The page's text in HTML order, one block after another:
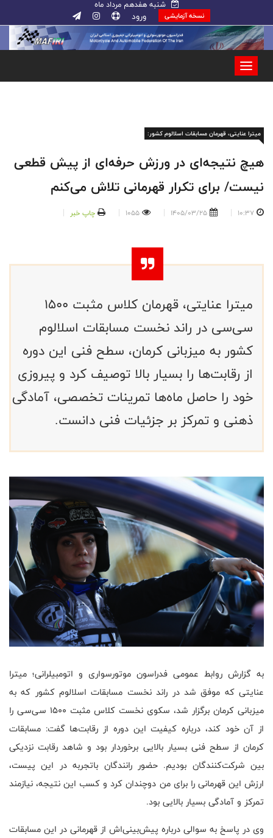
شنبه هفدهم مرداد ماه
نسخه آزمایشی ورود
میترا عنایتی، قهرمان مسابقات اسلالوم کشور:
هیچ نتیجه‌ای در ورزش حرفه‌ای از پیش قطعی
نیست/ برای تکرار قهرمانی تلاش می‌کنم
10:37
1405/03/25
1055 چاپ خبر
میترا عنایتی، قهرمان کلاس مثبت ۱۵۰۰
سی‌سی در راند نخست مسابقات اسلالوم
کشور به میزبانی کرمان، سطح فنی این دوره
از رقابت‌ها را بسیار بالا توصیف کرد و پیروزی
خود را حاصل ماه‌ها تمرینات تخصصی، آمادگی
ذهنی و تمرکز بر جزئیات فنی دانست.
به گزارش روابط عمومی فدراسون موتورسواری و اتومبیلرانی؛ میترا
عنایتی که موفق شد در راند نخست مسابقات اسلالوم کشور که به
میزبانی کرمان برگزار شد، سکوی نخست کلاس مثبت ۱۵۰۰ سی‌سی را
از آن خود کند، درباره کیفیت این دوره از رقابت‌ها گفت: مسابقات
کرمان از سطح فنی بسیار بالایی برخوردار بود و شاهد رقابت نزدیکی
بین شرکت‌کنندگان بودیم. حضور رانندگان باتجربه در این پیست،
ارزش این قهرمانی را برای من دوچندان کرد و کسب این نتیجه، نیازمند
تمرکز و آمادگی بسیار بالایی بود.
وی در پاسخ به سوالی درباره پیش‌بینی‌اش از قهرمانی در این مسابقات